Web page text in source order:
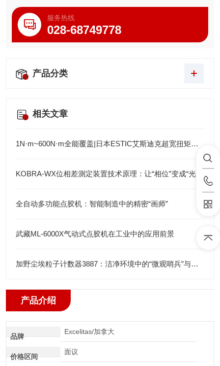
服务热线
028-68749778
产品分类
相关文章
1N·m~600N·m全能覆盖|日本ESTIC艾斯迪克超宽扭矩弯头枪
全自动多功能点胶机：智能制造中的精密“画师”
武藏ML-6000X气动式点胶机在工业中的应用前景
加野尘埃粒子计数器3887：洁净环境中的“微观哨兵”与洁净度“审计官”
产品介绍
品牌
Excelitas/加拿大
价格区间
面议